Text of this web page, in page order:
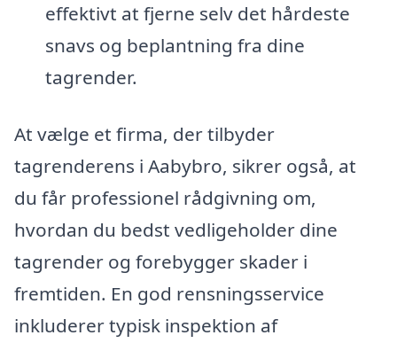
effektivt at fjerne selv det hårdeste
snavs og beplantning fra dine
tagrender.
At vælge et firma, der tilbyder
tagrenderens i Aabybro, sikrer også, at
du får professionel rådgivning om,
hvordan du bedst vedligeholder dine
tagrender og forebygger skader i
fremtiden. En god rensningsservice
inkluderer typisk inspektion af